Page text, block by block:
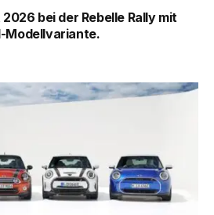
bei der Rebelle Rally mit
Modellvariante.